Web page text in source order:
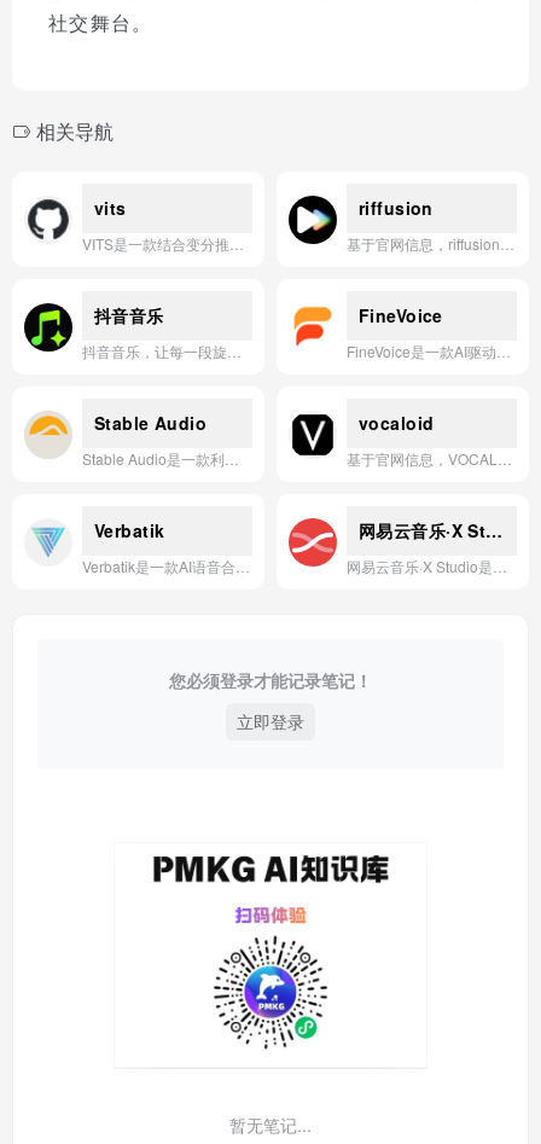
社交舞台。
相关导航
vits riffusion
抖音音乐 FineVoice
Stable Audio vocaloid
Verbatik 网易云音乐·X Studio
您必须登录才能记录笔记！
立即登录
暂无笔记...